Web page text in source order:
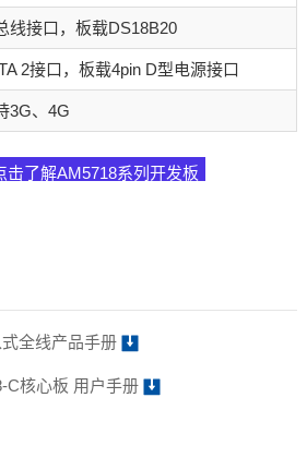
线接口，板载DS18B20
2接口，板载4pin D型电源接口
3G、4G
击了解AM5718系列开发板
全线产品手册
C核心板 用户手册